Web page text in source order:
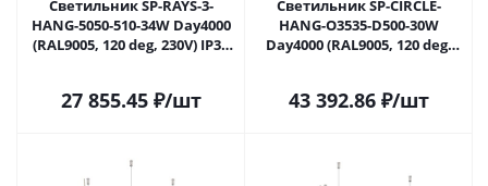
Светильник SP-RAYS-3-
HANG-5050-510-34W Day4000
(RAL9005, 120 deg, 230V) IP33
27 855.45₽/шт
Светильник SP-CIRCLE-
HANG-O3535-D500-30W
Day4000 (RAL9005, 120 deg,
43 392.86₽/шт